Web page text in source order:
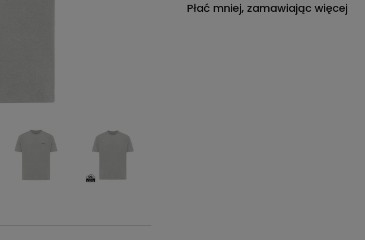
Płać mniej, zamawiając więcej